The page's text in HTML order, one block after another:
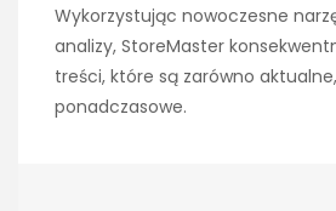
Wykorzystując nowoczesne
analizy, StoreMaster
treści, które są zarówno
ponadczasowe.